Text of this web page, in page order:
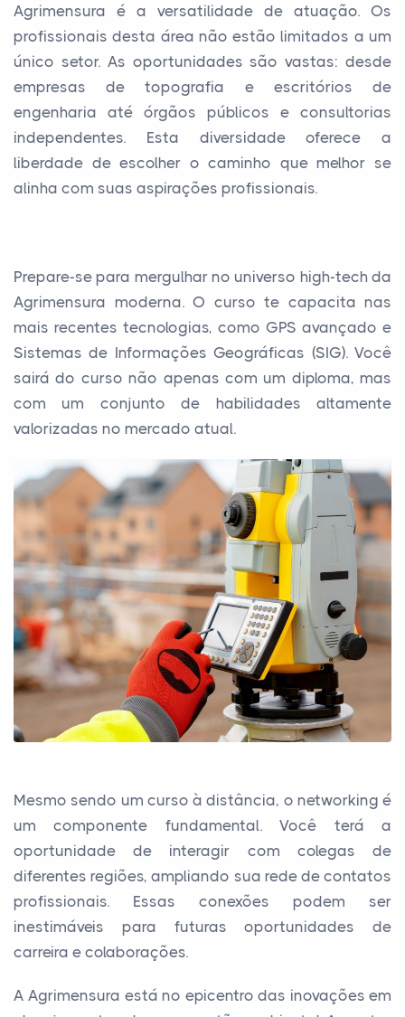
Agrimensura é a versatilidade de atuação. Os
profissionais desta área não estão limitados a um
único setor. As oportunidades são vastas: desde
empresas de topografia e escritórios de
engenharia até órgãos públicos e consultorias
independentes. Esta diversidade oferece a
liberdade de escolher o caminho que melhor se
alinha com suas aspirações profissionais.
Prepare-se para mergulhar no universo high-tech da
Agrimensura moderna. O curso te capacita nas
mais recentes tecnologias, como GPS avançado e
Sistemas de Informações Geográficas (SIG). Você
sairá do curso não apenas com um diploma, mas
com um conjunto de habilidades altamente
valorizadas no mercado atual.
Mesmo sendo um curso à distância, o networking é
um componente fundamental. Você terá a
oportunidade de interagir com colegas de
diferentes regiões, ampliando sua rede de contatos
profissionais. Essas conexões podem ser
inestimáveis para futuras oportunidades de
carreira e colaborações.
A Agrimensura está no epicentro das inovações em